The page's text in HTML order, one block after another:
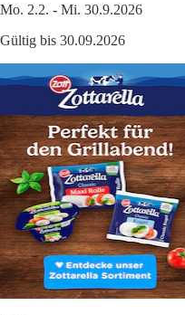
Mo. 2.2. - Mi. 30.9.2026
Gültig bis 30.09.2026